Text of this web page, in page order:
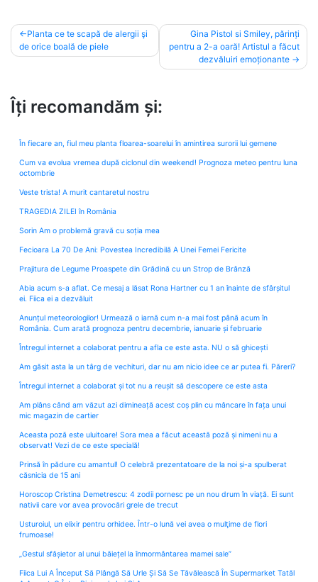
Post
navigation
Planta ce te scapă de alergii şi
de orice boală de piele
Gina Pistol si Smiley, părinți
pentru a 2-a oară! Artistul a făcut
dezvăluiri emoționante
Îți recomandăm și:
În fiecare an, fiul meu planta floarea-soarelui în amintirea surorii lui gemene
Cum va evolua vremea după ciclonul din weekend! Prognoza meteo pentru luna
octombrie
Veste trista! A murit cantaretul nostru
TRAGEDIA ZILEI în România
Sorin Am o problemă gravă cu soția mea
Fecioara La 70 De Ani: Povestea Incredibilă A Unei Femei Fericite
Prajitura de Legume Proaspete din Grădină cu un Strop de Brânză
Abia acum s-a aflat. Ce mesaj a lăsat Rona Hartner cu 1 an înainte de sfârșitul
ei. Fiica ei a dezvăluit
Anunțul meteorologilor! Urmează o iarnă cum n-a mai fost până acum în
România. Cum arată prognoza pentru decembrie, ianuarie și februarie
Întregul internet a colaborat pentru a afla ce este asta. NU o să ghicești
Am găsit asta la un târg de vechituri, dar nu am nicio idee ce ar putea fi. Păreri?
Întregul internet a colaborat și tot nu a reușit să descopere ce este asta
Am plâns când am văzut azi dimineață acest coș plin cu mâncare în fața unui
mic magazin de cartier
Aceasta poză este uluitoare! Sora mea a făcut această poză și nimeni nu a
observat! Vezi de ce este specială!
Prinsă în pădure cu amantul! O celebră prezentatoare de la noi și-a spulberat
căsnicia de 15 ani
Horoscop Cristina Demetrescu: 4 zodii pornesc pe un nou drum în viață. Ei sunt
nativii care vor avea provocări grele de trecut
Usturoiul, un elixir pentru orhidee. Într-o lună vei avea o mulţime de flori
frumoase!
„Gestul sfâșietor al unui băiețel la înmormântarea mamei sale”
Fiica Lui A Început Să Plângă Să Urle Și Să Se Tăvălească În Supermarket Tatăl